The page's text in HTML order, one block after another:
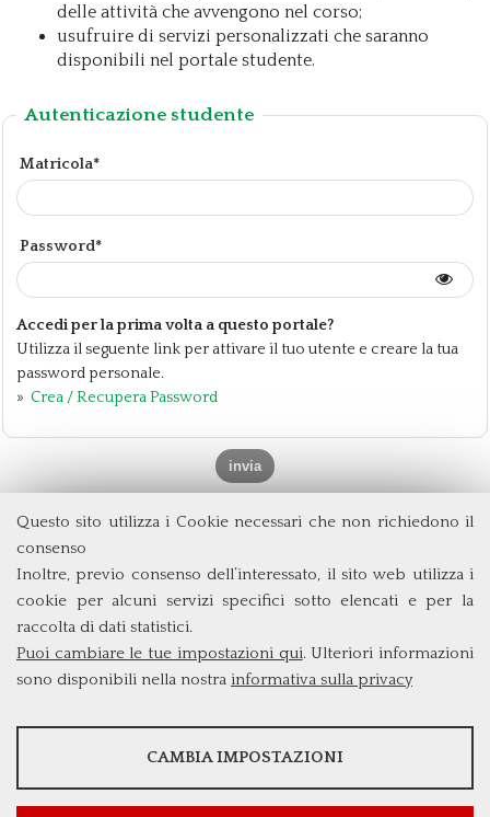
Questo sito utilizza i Cookie necessari che non richiedono il
consenso
Inoltre, previo consenso dell’interessato, il sito web utilizza i
cookie per alcuni servizi specifici sotto elencati e per la
raccolta di dati statistici.
Puoi cambiare le tue impostazioni qui. Ulteriori informazioni
sono disponibili nella nostra informativa sulla privacy
STATISTICHE
CAMBIA IMPOSTAZIONI
delle attività che avvengono nel corso;
usufruire di servizi personalizzati che saranno
disponibili nel portale studente.
Autenticazione studente
Matricola*
Password*
Accedi per la prima volta a questo portale?
Utilizza il seguente link per attivare il tuo utente e creare la tua
password personale.
» Crea / Recupera Password
Università degli Studi di Roma Tor Vergata
Via Columbia, 2
00133 Roma (Italia)
Tel. +39 06 7259 5572/5425
triennio@clem.uniroma2.it